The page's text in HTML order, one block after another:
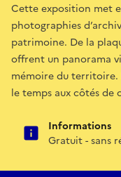
Cette exposition met
photographies
patrimoine. De la
offrent un panorama
mémoire du territoire.
le temps aux côtés de
Informations
Gratuit - sans